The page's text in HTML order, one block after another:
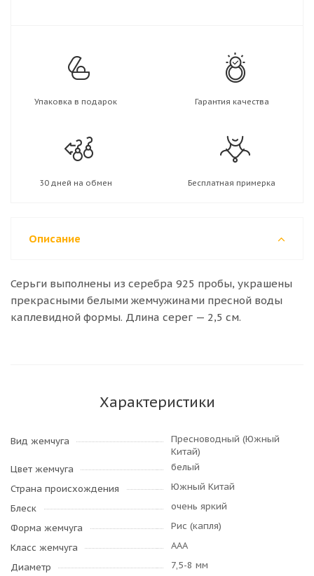
Упаковка в подарок Гарантия качества
30 дней на обмен Бесплатная примерка
Описание
Серьги выполнены из серебра 925 пробы, украшены
прекрасными белыми жемчужинами пресной воды
каплевидной формы. Длина серег — 2,5 см.
Характеристики
Вид жемчуга
Пресноводный (Южный
Китай)
Цвет жемчуга
белый
Страна происхождения
Южный Китай
Блеск
очень яркий
Форма жемчуга
Рис (капля)
Класс жемчуга
AAA
Диаметр
7,5-8 мм